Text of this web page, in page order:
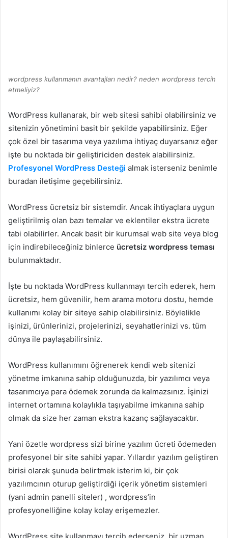
wordpress kullanmanın avantajları nedir? neden wordpress tercih
etmeliyiz?
WordPress kullanarak, bir web sitesi sahibi olabilirsiniz ve
sitenizin yönetimini basit bir şekilde yapabilirsiniz. Eğer
çok özel bir tasarıma veya yazılıma ihtiyaç duyarsanız eğer
işte bu noktada bir geliştiriciden destek alabilirsiniz.
Profesyonel WordPress Desteği almak isterseniz benimle
buradan iletişime geçebilirsiniz.
WordPress ücretsiz bir sistemdir. Ancak ihtiyaçlara uygun
geliştirilmiş olan bazı temalar ve eklentiler ekstra ücrete
tabi olabilirler. Ancak basit bir kurumsal web site veya blog
için indirebileceğiniz binlerce ücretsiz wordpress teması
bulunmaktadır.
İşte bu noktada WordPress kullanmayı tercih ederek, hem
ücretsiz, hem güvenilir, hem arama motoru dostu, hemde
kullanımı kolay bir siteye sahip olabilirsiniz. Böylelikle
işinizi, ürünlerinizi, projelerinizi, seyahatlerinizi vs. tüm
dünya ile paylaşabilirsiniz.
WordPress kullanımını öğrenerek kendi web sitenizi
yönetme imkanına sahip olduğunuzda, bir yazılımcı veya
tasarımcıya para ödemek zorunda da kalmazsınız. İşinizi
internet ortamına kolaylıkla taşıyabilme imkanına sahip
olmak da size her zaman ekstra kazanç sağlayacaktır.
Yani özetle wordpress sizi birine yazılım ücreti ödemeden
profesyonel bir site sahibi yapar. Yıllardır yazılım geliştiren
birisi olarak şunuda belirtmek isterim ki, bir çok
yazılımcının oturup geliştirdiği içerik yönetim sistemleri
(yani admin panelli siteler) , wordpress’in
profesyonelliğine kolay kolay erişemezler.